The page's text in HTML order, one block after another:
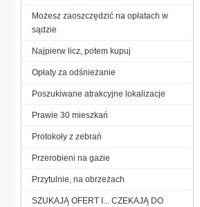
Możesz zaoszczędzić na opłatach w
sądzie
Najpierw licz, potem kupuj
Opłaty za odśnieżanie
Poszukiwane atrakcyjne lokalizacje
Prawie 30 mieszkań
Protokoły z zebrań
Przerobieni na gazie
Przytulnie, na obrzeżach
SZUKAJĄ OFERT I... CZEKAJĄ DO